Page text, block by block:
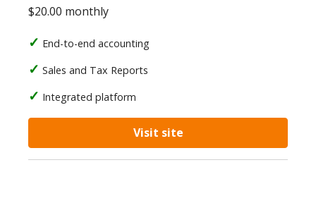
$20.00 monthly
End-to-end accounting
Sales and Tax Reports
Integrated platform
Visit site